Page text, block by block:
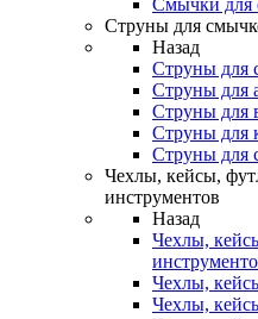
Смычки для
Струны для
Назад
Струны для
Струны для
Струны для
Струны для
Струны для
Чехлы, кейсы,
инструментов
Назад
Чехлы,
Чехлы,
Чехлы,